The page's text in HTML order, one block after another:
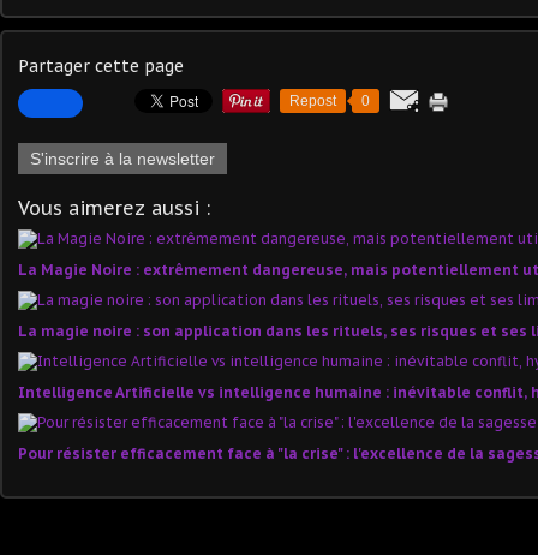
Partager cette page
Repost 0
S'inscrire à la newsletter
Vous aimerez aussi :
La Magie Noire : extrêmement dangereuse, mais potentiellement
La magie noire : son application dans les rituels, ses risques et ses
Intelligence Artificielle vs intelligence humaine : inévitable conflit,
Pour résister efficacement face à "la crise" : l'excellence de la